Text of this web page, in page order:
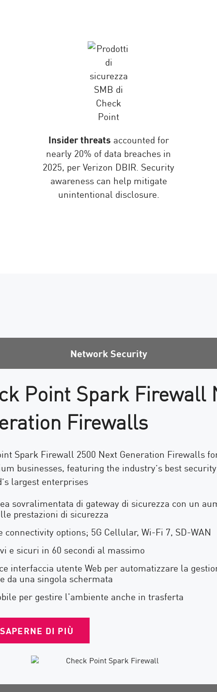
Insider threats accounted for
nearly 20% of data breaches in
2025, per Verizon DBIR. Security
awareness can help mitigate
unintentional disclosure.
Network Security
Point Spark Firewall
Firewalls
Spark Firewall 2500 Next Generation Firewalls
businesses, featuring the industry’s best
largest enterprises
sovralimentata di gateway di sicurezza con un
prestazioni di sicurezza
connectivity options; 5G Cellular, Wi-Fi 7, SD-WAN
e sicuri in 60 secondi al massimo
interfaccia utente Web per automatizzare la
da una singola schermata
per gestire l'ambiente anche in trasferta
DI PIÙ